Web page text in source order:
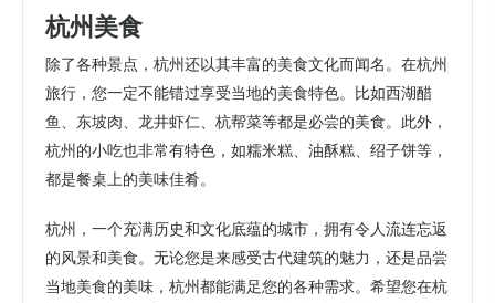
杭州美食
除了各种景点，杭州还以其丰富的美食文化而闻名。在杭州
旅行，您一定不能错过享受当地的美食特色。比如西湖醋
鱼、东坡肉、龙井虾仁、杭帮菜等都是必尝的美食。此外，
杭州的小吃也非常有特色，如糯米糕、油酥糕、绍子饼等，
都是餐桌上的美味佳肴。
杭州，一个充满历史和文化底蕴的城市，拥有令人流连忘返
的风景和美食。无论您是来感受古代建筑的魅力，还是品尝
当地美食的美味，杭州都能满足您的各种需求。希望您在杭